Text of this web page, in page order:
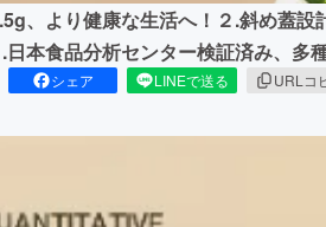
、より健康な生活へ！２.斜め蓋
本食品分析センター検証済み、多
シェア LINEで送る URLコ